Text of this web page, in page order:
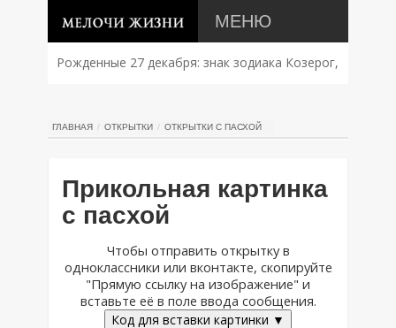
МЕНЮ
Рожденные 27 декабря: знак зодиака Козерог,
ГЛАВНАЯ ОТКРЫТКИ ОТКРЫТКИ С ПАСХОЙ
Прикольная картинка
с пасхой
Чтобы отправить открытку в
одноклассники или вконтакте, скопируйте
"Прямую ссылку на изображение" и
вставьте её в поле ввода сообщения.
Код для вставки картинки ▼